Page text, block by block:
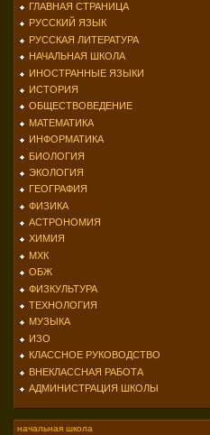
ГЛАВНАЯ СТРАНИЦА
РУССКИЙ ЯЗЫК
РУССКАЯ ЛИТЕРАТУРА
НАЧАЛЬНАЯ ШКОЛА
ИНОСТРАННЫЕ ЯЗЫКИ
ИСТОРИЯ
ОБЩЕСТВОВЕДЕНИЕ
МАТЕМАТИКА
ИНФОРМАТИКА
БИОЛОГИЯ
ЭКОЛОГИЯ
ГЕОГРАФИЯ
ФИЗИКА
АСТРОНОМИЯ
ХИМИЯ
МХК
ОБЖ
ФИЗКУЛЬТУРА
ТЕХНОЛОГИЯ
МУЗЫКА
ИЗО
КЛАССНОЕ РУКОВОДСТВО
ВНЕКЛАССНАЯ РАБОТА
АДМИНИСТРАЦИЯ ШКОЛЫ
начальная школа